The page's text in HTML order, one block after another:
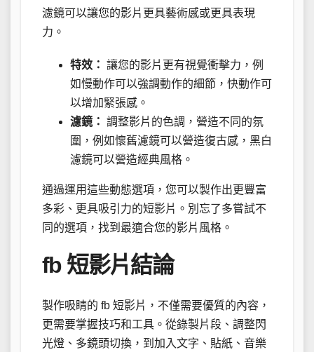
濾鏡可以讓您的影片更具藝術感或更具表現
力。
特效： 讓您的影片更有視覺衝擊力，例
如慢動作可以強調動作的細節，快動作可
以增加緊張感。
濾鏡： 調整影片的色調，營造不同的氛
圍，例如懷舊濾鏡可以營造復古感，黑白
濾鏡可以營造經典風格。
通過運用這些動態選項，您可以製作出更豐富
多彩、更具吸引力的短影片。別忘了多嘗試不
同的選項，找到最適合您的影片風格。
fb 短影片結論
製作吸睛的 fb 短影片，不僅需要優質的內容，
更需要掌握技巧和工具。從錄製片段、調整閃
光燈、多鏡頭切換，到加入文字、貼紙、音樂